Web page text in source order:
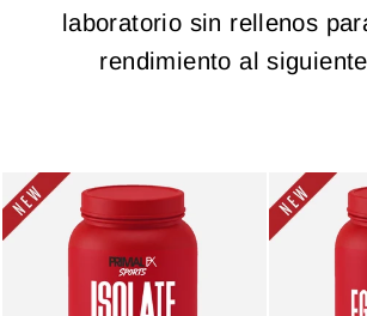
laboratorio sin rellenos
rendimiento al